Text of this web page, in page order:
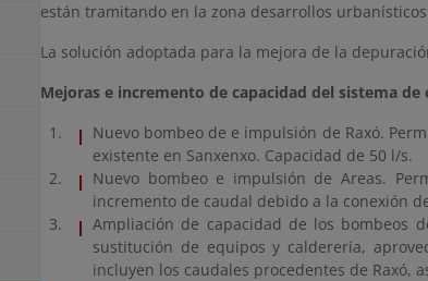
están tramitando en la zona desarrollos
La solución adoptada para la mejora de la
Mejoras e incremento de capacidad del sistema de
Nuevo bombeo de e impulsión de Raxó.
existente en Sanxenxo. Capacidad de 50 l/s.
Nuevo bombeo e impulsión de Areas.
incremento de caudal debido a la conexión
Ampliación de capacidad de los bombeos
sustitución de equipos y calderería,
incluyen los caudales procedentes de Raxó,